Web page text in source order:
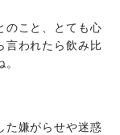
のこと、とても心
言われたら飲み比
た嫌がらせや迷惑